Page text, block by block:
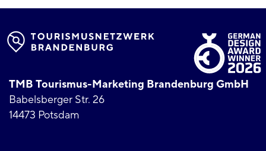
TMB Tourismus-Marketing Brandenburg GmbH
Babelsberger Str. 26
14473 Potsdam